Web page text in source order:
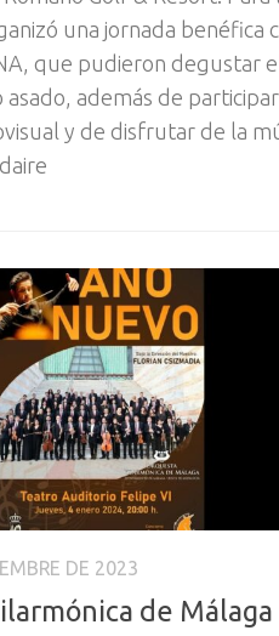
una jornada benéfica
que pudieron degustar
además de
y de disfrutar de la
DE 2023
de Málaga